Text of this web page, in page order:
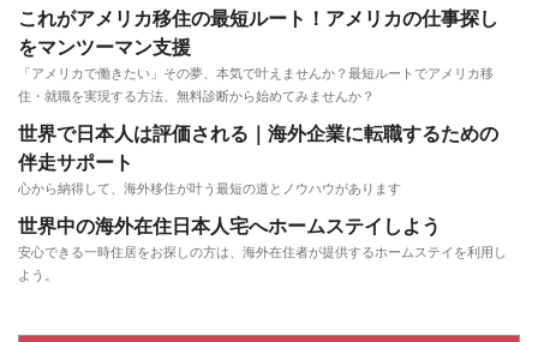
これがアメリカ移住の最短ルート！アメリカの仕事探し
をマンツーマン支援
「アメリカで働きたい」その夢、本気で叶えませんか？最短ルートでアメリカ移
住・就職を実現する方法、無料診断から始めてみませんか？
世界で日本人は評価される｜海外企業に転職するための
伴走サポート
心から納得して、海外移住が叶う最短の道とノウハウがあります
世界中の海外在住日本人宅へホームステイしよう
安心できる一時住居をお探しの方は、海外在住者が提供するホームステイを利用し
よう。